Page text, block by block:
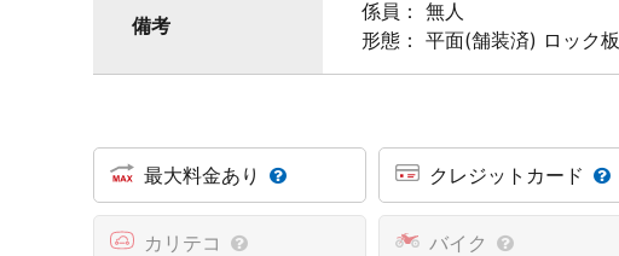
備考
係員： 無人
形態： 平面(舗装済) ロック板
最大料金あり クレジットカード
カリテコ バイク